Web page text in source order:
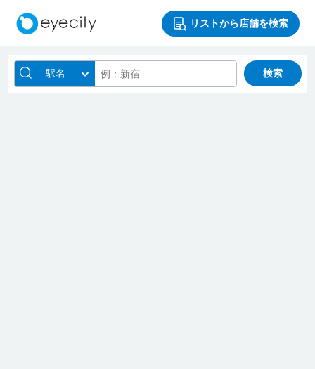
リストから店舗を検索
駅名 検索